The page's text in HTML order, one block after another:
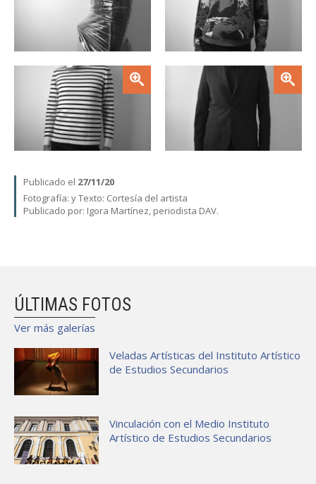
Publicado el 27/11/20
Fotografía: y Texto: Cortesía del artista
Publicado por: Igora Martínez, periodista DAV.
ÚLTIMAS FOTOS
Ver más galerías
Veladas Artísticas del Instituto Artístico
de Estudios Secundarios
Vinculación con el Medio Instituto
Artístico de Estudios Secundarios